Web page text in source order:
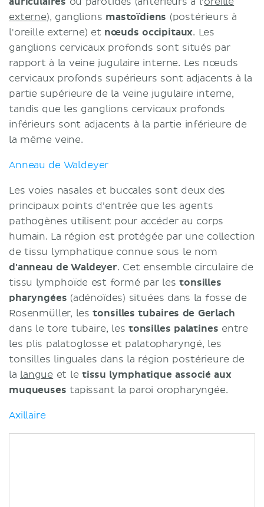
externe), ganglions mastoïdiens (postérieurs à
l'oreille externe) et nœuds occipitaux. Les
ganglions cervicaux profonds sont situés par
rapport à la veine jugulaire interne. Les nœuds
cervicaux profonds supérieurs sont adjacents à la
partie supérieure de la veine jugulaire interne,
tandis que les ganglions cervicaux profonds
inférieurs sont adjacents à la partie inférieure de
la même veine.
Anneau de Waldeyer
Les voies nasales et buccales sont deux des
principaux points d'entrée que les agents
pathogènes utilisent pour accéder au corps
humain. La région est protégée par une collection
de tissu lymphatique connue sous le nom
d'anneau de Waldeyer. Cet ensemble circulaire de
tissu lymphoïde est formé par lestonsilles
pharyngées (adénoïdes) situées dans la fosse de
Rosenmüller, lestonsilles tubaires de Gerlach
dans le tore tubaire, les tonsilles palatines entre
les plis palatoglosse et palatopharyngé, les
tonsilles linguales dans la région postérieure de
la langue et le tissu lymphatique associé aux
muqueuses tapissant la paroi oropharyngée.
Axillaire